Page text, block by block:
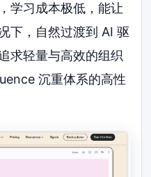
学习成本极低，能让
下，自然过渡到 AI 驱
求轻量与高效的组织
沉重体系的高性